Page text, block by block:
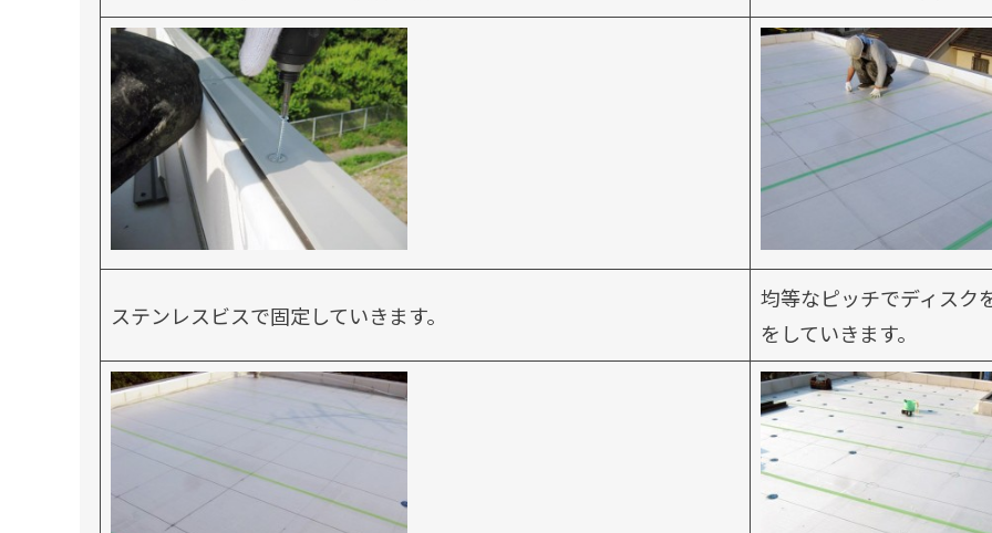
ステンレスビスで固定していきます。
均等なピッチでディスク
をしていきます。